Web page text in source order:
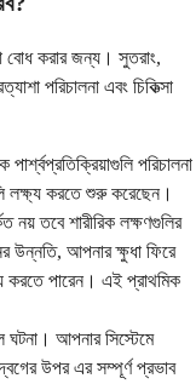
বোধ করার জন্য। সুতরাং,
পরিচালনা এবং চিকিত্সা
পরিচালনা
লক্ষ্য করতে শুরু করেছেন।
নয় তবে শারীরিক লক্ষণগুলির
উন্নতি, আপনার ক্ষুধা ফিরে
করতে পারেন। এই প্রাথমিক
ঘটনা। আপনার সিস্টেমে
উপর এর সম্পূর্ণ প্রভাব